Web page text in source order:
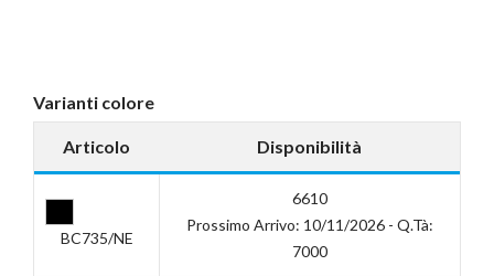
Varianti colore
Articolo Disponibilità
BC735/NE
6610
Prossimo Arrivo: 10/11/2026 - Q.tà:
7000